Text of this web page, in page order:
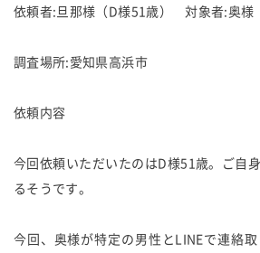
依頼者:旦那様（D様51歳） 対象者:奥様
調査場所:愛知県高浜市
依頼内容
今回依頼いただいたのはD様51歳。ご自
るそうです。
今回、奥様が特定の男性とLINEで連絡取